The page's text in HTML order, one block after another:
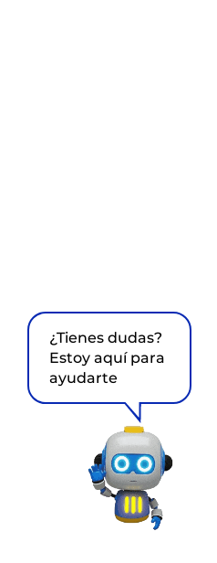
¿Tienes dudas?
Estoy aquí para
ayudarte